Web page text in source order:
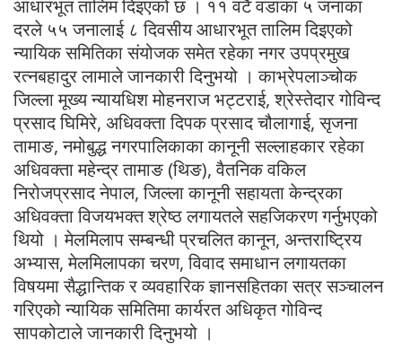
आधारभूत तालिम दिइएको छ । ११ वटै वडाका ५ जनाका
दरले ५५ जनालाई ८ दिवसीय आधारभूत तालिम दिइएको
न्यायिक समितिका संयोजक समेत रहेका नगर उपप्रमुख
रत्नबहादुर लामाले जानकारी दिनुभयो । काभ्रेपलाञ्चोक
जिल्ला मूख्य न्यायधिश मोहनराज भट्टराई, श्रेस्तेदार गोविन्द
प्रसाद घिमिरे, अधिवक्ता दिपक प्रसाद चौलागाई, सृजना
तामाङ, नमोबुद्ध नगरपालिकाका कानूनी सल्लाहकार रहेका
अधिवक्ता महेन्द्र तामाङ (थिङ), वैतनिक वकिल
निरोजप्रसाद नेपाल, जिल्ला कानूनी सहायता केन्द्रका
अधिवक्ता विजयभक्त श्रेष्ठ लगायतले सहजिकरण गर्नुभएको
थियो । मेलमिलाप सम्बन्धी प्रचलित कानून, अन्तराष्ट्रिय
अभ्यास, मेलमिलापका चरण, विवाद समाधान लगायतका
विषयमा सैद्धान्तिक र व्यवहारिक ज्ञानसहितका सत्र सञ्चालन
गरिएको न्यायिक समितिमा कार्यरत अधिकृत गोविन्द
सापकोटाले जानकारी दिनुभयो ।